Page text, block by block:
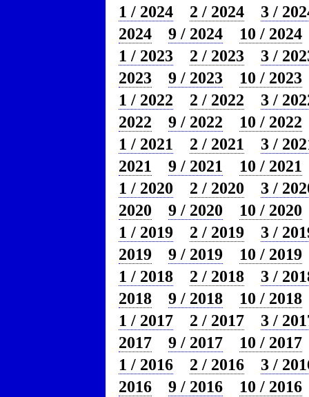
1 / 2024
2 / 2024
3 /
2024
9 / 2024
10 / 2024
1 / 2023
2 / 2023
3 /
2023
9 / 2023
10 / 2023
1 / 2022
2 / 2022
3 /
2022
9 / 2022
10 / 2022
1 / 2021
2 / 2021
3 /
2021
9 / 2021
10 / 2021
1 / 2020
2 / 2020
3 /
2020
9 / 2020
10 / 2020
1 / 2019
2 / 2019
3 /
2019
9 / 2019
10 / 2019
1 / 2018
2 / 2018
3 /
2018
9 / 2018
10 / 2018
1 / 2017
2 / 2017
3 /
2017
9 / 2017
10 / 2017
1 / 2016
2 / 2016
3 /
2016
9 / 2016
10 / 2016